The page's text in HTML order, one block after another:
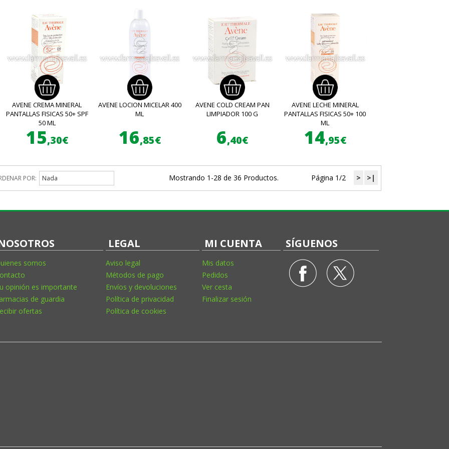
AVENE CREMA MINERAL
PANTALLAS FISICAS 50+ SPF
50 ML
15,30€
AVENE LOCION MICELAR 400
ML
16,85€
AVENE COLD CREAM PAN
LIMPIADOR 100 G
6,40€
AVENE LECHE MINERAL
PANTALLAS FISICAS 50+ 100
ML
14,95€
POR: Nada Mostrando 1-28 de 36 Productos. Página 1/2 > >|
somos
opinión es importante
de guardia
ofertas
LEGAL
Aviso legal
Métodos de pago
Envíos y devoluciones
Política de privacidad
Política de cookies
MI CUENTA
Mis datos
Pedidos
Ver cesta
Finalizar sesión
SÍGUENOS